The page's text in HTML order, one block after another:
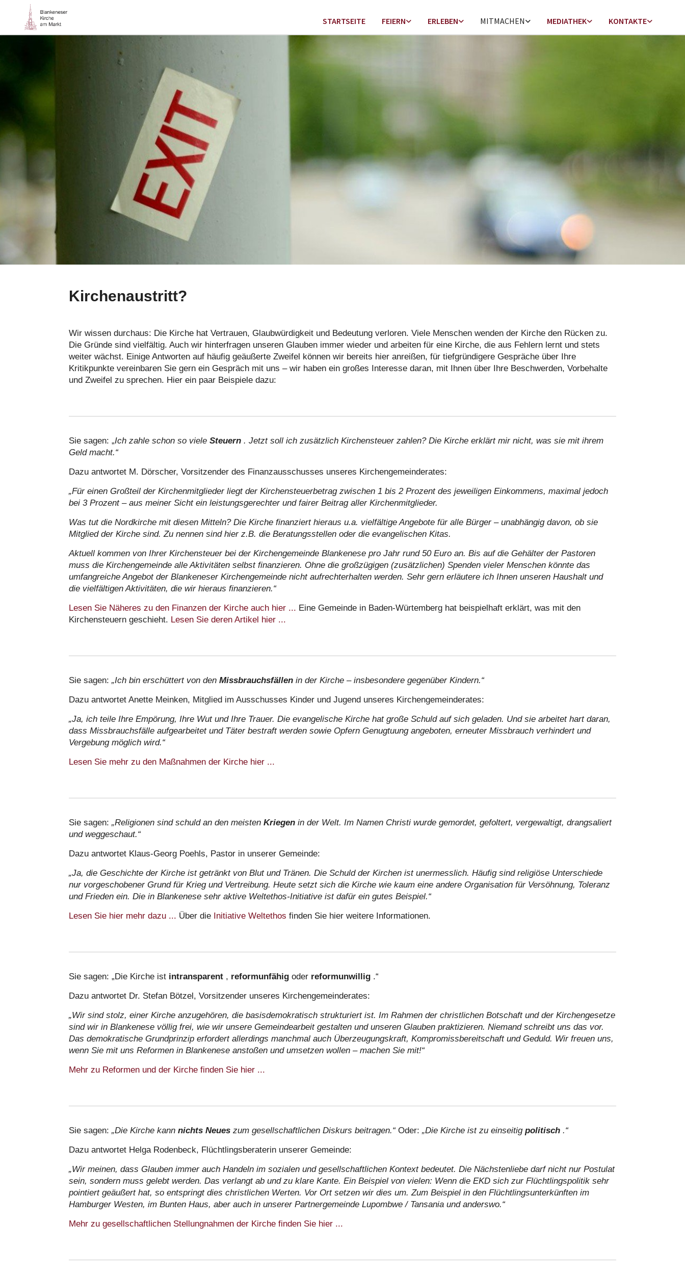
STARTSEITE FEIERN ERLEBEN MITMACHEN MEDIATHEK KONTAKTE
Kirchenaustritt?
Wir wissen durchaus: Die Kirche hat Vertrauen, Glaubwürdigkeit und Bedeutung verloren. Viele Menschen wenden der Kirche den Rücken zu.
Die Gründe sind vielfältig. Auch wir hinterfragen unseren Glauben immer wieder und arbeiten für eine Kirche, die aus Fehlern lernt und stets
weiter wächst. Einige Antworten auf häufig geäußerte Zweifel können wir bereits hier anreißen, für tiefgründigere Gespräche über Ihre
Kritikpunkte vereinbaren Sie gern ein Gespräch mit uns – wir haben ein großes Interesse daran, mit Ihnen über Ihre Beschwerden, Vorbehalte
und Zweifel zu sprechen. Hier ein paar Beispiele dazu:
Sie sagen: „Ich zahle schon so viele Steuern . Jetzt soll ich zusätzlich Kirchensteuer zahlen? Die Kirche erklärt mir nicht, was sie mit ihrem
Geld macht.“
Dazu antwortet M. Dörscher, Vorsitzender des Finanzausschusses unseres Kirchengemeinderates:
„Für einen Großteil der Kirchenmitglieder liegt der Kirchensteuerbetrag zwischen 1 bis 2 Prozent des jeweiligen Einkommens, maximal jedoch
bei 3 Prozent – aus meiner Sicht ein leistungsgerechter und fairer Beitrag aller Kirchenmitglieder.
Was tut die Nordkirche mit diesen Mitteln? Die Kirche finanziert hieraus u.a. vielfältige Angebote für alle Bürger – unabhängig davon, ob sie
Mitglied der Kirche sind. Zu nennen sind hier z.B. die Beratungsstellen oder die evangelischen Kitas.
Aktuell kommen von Ihrer Kirchensteuer bei der Kirchengemeinde Blankenese pro Jahr rund 50 Euro an. Bis auf die Gehälter der Pastoren
muss die Kirchengemeinde alle Aktivitäten selbst finanzieren. Ohne die großzügigen (zusätzlichen) Spenden vieler Menschen könnte das
umfangreiche Angebot der Blankeneser Kirchengemeinde nicht aufrechterhalten werden. Sehr gern erläutere ich Ihnen unseren Haushalt und
die vielfältigen Aktivitäten, die wir hieraus finanzieren.“
Lesen Sie Näheres zu den Finanzen der Kirche auch hier ... Eine Gemeinde in Baden-Würtemberg hat beispielhaft erklärt, was mit den
Kirchensteuern geschieht. Lesen Sie deren Artikel hier ...
Sie sagen: „Ich bin erschüttert von den Missbrauchsfällen in der Kirche – insbesondere gegenüber Kindern.“
Dazu antwortet Anette Meinken, Mitglied im Ausschusses Kinder und Jugend unseres Kirchengemeinderates:
„Ja, ich teile Ihre Empörung, Ihre Wut und Ihre Trauer. Die evangelische Kirche hat große Schuld auf sich geladen. Und sie arbeitet hart daran,
dass Missbrauchsfälle aufgearbeitet und Täter bestraft werden sowie Opfern Genugtuung angeboten, erneuter Missbrauch verhindert und
Vergebung möglich wird.“
Lesen Sie mehr zu den Maßnahmen der Kirche hier ...
Sie sagen: „Religionen sind schuld an den meisten Kriegen in der Welt. Im Namen Christi wurde gemordet, gefoltert, vergewaltigt, drangsaliert
und weggeschaut.“
Dazu antwortet Klaus-Georg Poehls, Pastor in unserer Gemeinde:
„Ja, die Geschichte der Kirche ist getränkt von Blut und Tränen. Die Schuld der Kirchen ist unermesslich. Häufig sind religiöse Unterschiede
nur vorgeschobener Grund für Krieg und Vertreibung. Heute setzt sich die Kirche wie kaum eine andere Organisation für Versöhnung, Toleranz
und Frieden ein. Die in Blankenese sehr aktive Weltethos-Initiative ist dafür ein gutes Beispiel.“
Lesen Sie hier mehr dazu ... Über die Initiative Weltethos finden Sie hier weitere Informationen.
Sie sagen: „Die Kirche ist intransparent , reformunfähig oder reformunwillig .“
Dazu antwortet Dr. Stefan Bötzel, Vorsitzender unseres Kirchengemeinderates:
„Wir sind stolz, einer Kirche anzugehören, die basisdemokratisch strukturiert ist. Im Rahmen der christlichen Botschaft und der Kirchengesetze
sind wir in Blankenese völlig frei, wie wir unsere Gemeindearbeit gestalten und unseren Glauben praktizieren. Niemand schreibt uns das vor.
Das demokratische Grundprinzip erfordert allerdings manchmal auch Überzeugungskraft, Kompromissbereitschaft und Geduld. Wir freuen uns,
wenn Sie mit uns Reformen in Blankenese anstoßen und umsetzen wollen – machen Sie mit!“
Mehr zu Reformen und der Kirche finden Sie hier ...
Sie sagen: „Die Kirche kann nichts Neues zum gesellschaftlichen Diskurs beitragen.“ Oder: „Die Kirche ist zu einseitig politisch .“
Dazu antwortet Helga Rodenbeck, Flüchtlingsberaterin unserer Gemeinde:
„Wir meinen, dass Glauben immer auch Handeln im sozialen und gesellschaftlichen Kontext bedeutet. Die Nächstenliebe darf nicht nur Postulat
sein, sondern muss gelebt werden. Das verlangt ab und zu klare Kante. Ein Beispiel von vielen: Wenn die EKD sich zur Flüchtlingspolitik sehr
pointiert geäußert hat, so entspringt dies christlichen Werten. Vor Ort setzen wir dies um. Zum Beispiel in den Flüchtlingsunterkünften im
Hamburger Westen, im Bunten Haus, aber auch in unserer Partnergemeinde Lupombwe / Tansania und anderswo.“
Mehr zu gesellschaftlichen Stellungnahmen der Kirche finden Sie hier ...